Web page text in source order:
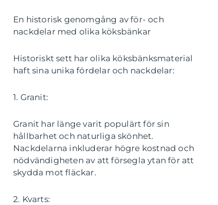
En historisk genomgång av för- och
nackdelar med olika köksbänkar
Historiskt sett har olika köksbänksmaterial
haft sina unika fördelar och nackdelar:
1. Granit:
Granit har länge varit populärt för sin
hållbarhet och naturliga skönhet.
Nackdelarna inkluderar högre kostnad och
nödvändigheten av att försegla ytan för att
skydda mot fläckar.
2. Kvarts: